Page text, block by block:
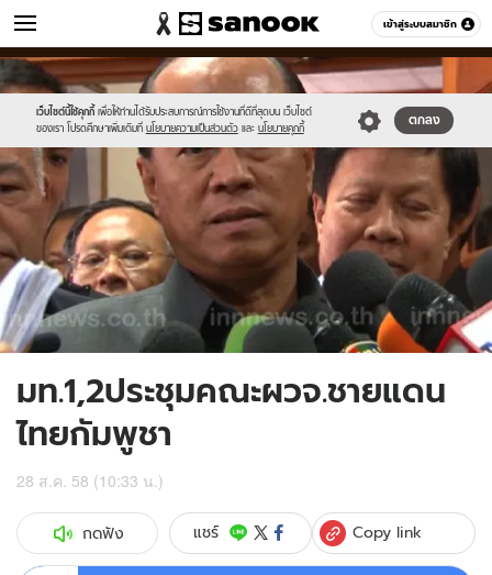
เข้าสู่ระบบสมาชิก
ข่าว หมวดอื่นๆ
เว็บไซต์นี้ใช้คุกกี้ เพื่อให้ท่านได้รับประสบการณ์การใช้งานที่ดีที่สุดบน เว็บไซต์
ของเรา โปรดศึกษาเพิ่มเติมที่ นโยบายความเป็นส่วนตัว และ นโยบายคุกกี้
ตกลง
Sanook
//s.isanook.com/sr/0/images/logo-
new-
sanook.png
600
60
//s.isanook.com/ns/0/ud/371/1855746/642117-
01.jpg
มท.1,2ประชุมคณะผวจ.ชายแดน
ไทยกัมพูชา
28 ส.ค. 58 (10:33 น.)
กดฟัง แชร์ Copy link